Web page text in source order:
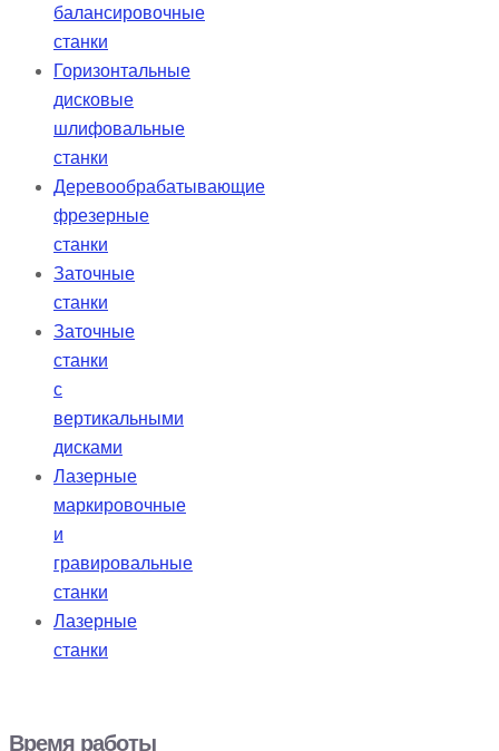
балансировочные
станки
Горизонтальные
дисковые
шлифовальные
станки
Деревообрабатывающие
фрезерные
станки
Заточные
станки
Заточные
станки
с
вертикальными
дисками
Лазерные
маркировочные
и
гравировальные
станки
Лазерные
станки
Время работы